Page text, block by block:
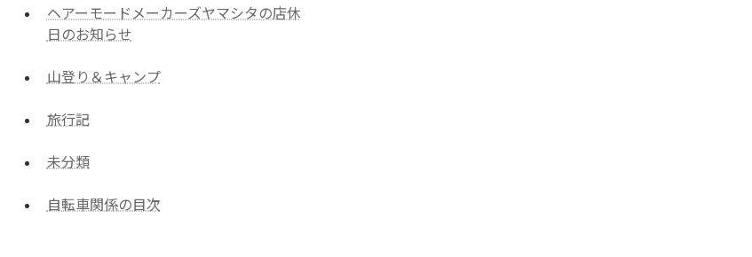
ヘアーモードメーカーズヤマシタの店休
日のお知らせ
山登り＆キャンプ
旅行記
未分類
自転車関係の目次